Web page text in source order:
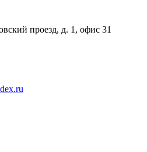
проезд, д. 1, офис 31